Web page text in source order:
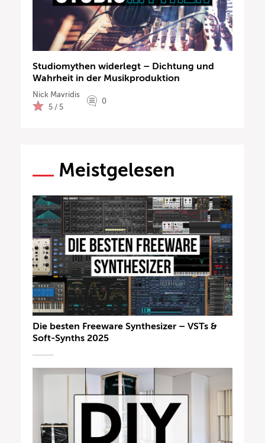
Studiomythen widerlegt – Dichtung und
Wahrheit in der Musikproduktion
Nick Mavridis
5 / 5
0
Meistgelesen
Die besten Freeware Synthesizer – VSTs &
Soft-Synths 2025